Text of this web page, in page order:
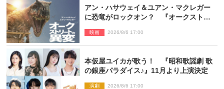
アン・ハサウェイ＆ユアン・マクレガー
に恐竜がロックオン？ 『オークストリ
解禁
映画 2026/8/6 17:00
本仮屋ユイカが歌う！ 『昭和歌謡劇 歌
の銀座パラダイス♪』11月より上演決定
演劇 2026/8/6 17:00